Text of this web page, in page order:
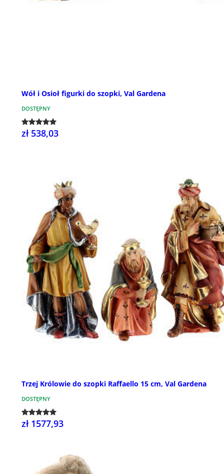
Wół i Osioł figurki do szopki, Val Gardena
DOSTĘPNY
zł 538,03
Trzej Królowie do szopki Raffaello 15 cm, Val Gardena
DOSTĘPNY
zł 1577,93